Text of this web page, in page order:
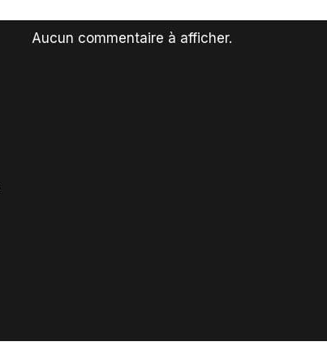
Aucun commentaire à afficher.